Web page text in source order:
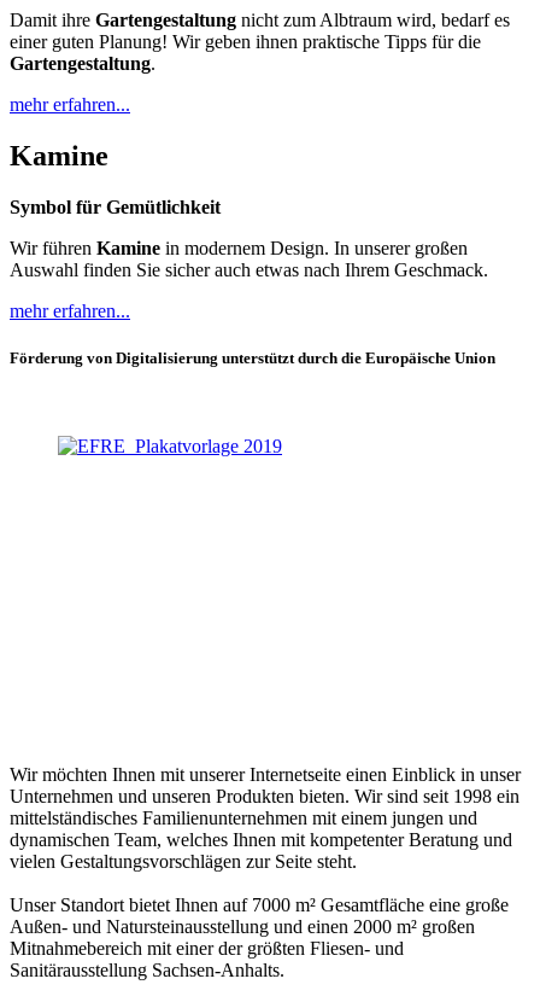
Damit ihre Gartengestaltung nicht zum Albtraum wird, bedarf es
einer guten Planung! Wir geben ihnen praktische Tipps für die
Gartengestaltung.
mehr erfahren...
Kamine
Symbol für Gemütlichkeit
Wir führen Kamine in modernem Design. In unserer großen
Auswahl finden Sie sicher auch etwas nach Ihrem Geschmack.
mehr erfahren...
Förderung von Digitalisierung unterstützt durch die Europäische Union
Wir möchten Ihnen mit unserer Internetseite einen Einblick in unser
Unternehmen und unseren Produkten bieten. Wir sind seit 1998 ein
mittelständisches Familienunternehmen mit einem jungen und
dynamischen Team, welches Ihnen mit kompetenter Beratung und
vielen Gestaltungsvorschlägen zur Seite steht.
Unser Standort bietet Ihnen auf 7000 m² Gesamtfläche eine große
Außen- und Natursteinausstellung und einen 2000 m² großen
Mitnahmebereich mit einer der größten Fliesen- und
Sanitärausstellung Sachsen-Anhalts.